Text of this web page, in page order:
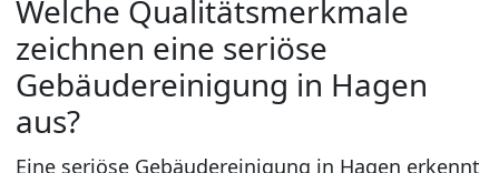
Welche Qualitätsmerkmale
zeichnen eine seriöse
Gebäudereinigung in Hagen
aus?
Eine seriöse Gebäudereinigung in Hagen erkennt